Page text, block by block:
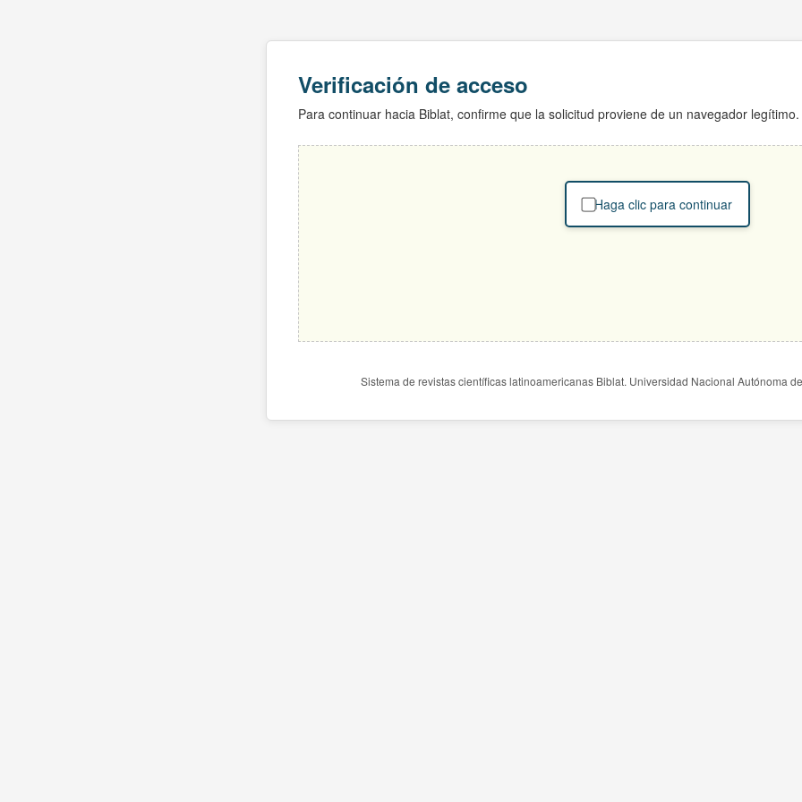
Verificación de acceso
Para continuar hacia Biblat, confirme que la solicitud proviene de un navegador legítimo.
Haga clic para continuar
Sistema de revistas científicas latinoamericanas Biblat. Universidad Nacional Autónoma